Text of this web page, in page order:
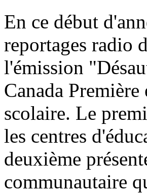
En ce début
reportages radio
l'émission
Canada
scolaire. Le
les centres
deuxième
communautaire